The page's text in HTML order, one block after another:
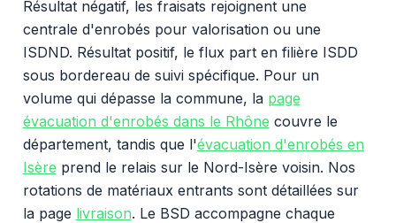
Résultat négatif, les fraisats rejoignent une
centrale d'enrobés pour valorisation ou une
ISDND. Résultat positif, le flux part en filière ISDD
sous bordereau de suivi spécifique. Pour un
volume qui dépasse la commune, la page
évacuation d'enrobés dans le Rhône couvre le
département, tandis que l'évacuation d'enrobés en
Isère prend le relais sur le Nord-Isère voisin. Nos
rotations de matériaux entrants sont détaillées sur
la page livraison. Le BSD accompagne chaque